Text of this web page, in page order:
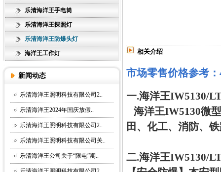
乐清海洋王手电筒
乐清海洋王探照灯
乐清海洋王防爆头灯
海洋王工作灯
新闻动态
乐清海洋王照明科技有限公司2..
乐清海洋王2024年国庆放假..
乐清海洋王照明科技有限公司2..
乐清海洋王照明科技有限公司关..
乐清海洋王公司关于“限电”期..
相关介绍
市场零售价格参考
一.海洋王IW5130/
海洋王IW5130微
田、化工、消防、
二.海洋王IW5130/